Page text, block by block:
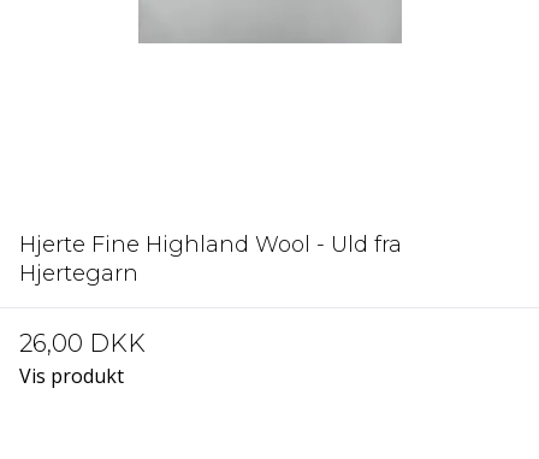
Hjerte Fine Highland Wool - Uld fra
Hjertegarn
26,00 DKK
Vis produkt